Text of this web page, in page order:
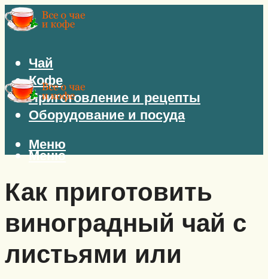
Чай
Кофе
Приготовление и рецепты
Оборудование и посуда
Меню
Меню
Как приготовить
виноградный чай с
листьями или